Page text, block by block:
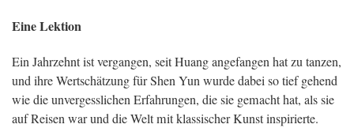
Eine Lektion
Ein Jahrzehnt ist vergangen, seit Huang angefangen hat zu tanzen,
und ihre Wertschätzung für Shen Yun wurde dabei so tief gehend
wie die unvergesslichen Erfahrungen, die sie gemacht hat, als sie
auf Reisen war und die Welt mit klassischer Kunst inspirierte.